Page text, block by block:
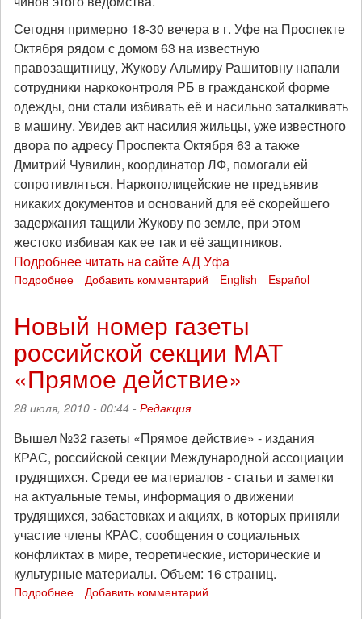
Сегодня примерно 18-30 вечера в г. Уфе на Проспекте
Октября рядом с домом 63 на известную
правозащитницу, Жукову Альмиру Рашитовну напали
сотрудники наркоконтроля РБ в гражданской форме
одежды, они стали избивать её и насильно заталкивать
в машину. Увидев акт насилия жильцы, уже известного
двора по адресу Проспекта Октября 63 а также
Дмитрий Чувилин, координатор ЛФ, помогали ей
сопротивляться. Наркополицейские не предъявив
никаких документов и оснований для её скорейшего
задержания тащили Жукову по земле, при этом
жестоко избивая как ее так и её защитников.
Подробнее читать на сайте АД Уфа
Подробнее
Уфа
Добавить комментарий English Español
Новый номер газеты
российской секции МАТ
«Прямое действие»
28 июля, 2010 - 00:44 - Редакция
Вышел №32 газеты «Прямое действие» - издания
КРАС, российской секции Международной ассоциации
трудящихся. Среди ее материалов - статьи и заметки
на актуальные темы, информация о движении
трудящихся, забастовках и акциях, в которых приняли
участие члены КРАС, сообщения о социальных
конфликтах в мире, теоретические, исторические и
культурные материалы. Объем: 16 страниц.
Подробнее Добавить комментарий